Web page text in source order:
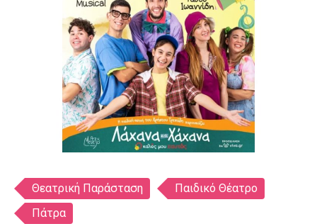
Ετικέτες
Θεατρική Παράσταση
Παιδικό Θέατρο
Πάτρα